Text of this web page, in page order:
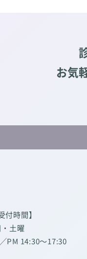
お気
付時間】
土曜
PM 14:30～17:30